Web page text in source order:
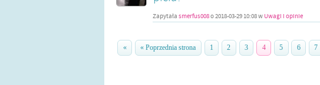
Zapytała smerfus008o2018-03-29 10:08w Uwagi i opinie
« « Poprzednia strona 1 2 3 4 5 6 7